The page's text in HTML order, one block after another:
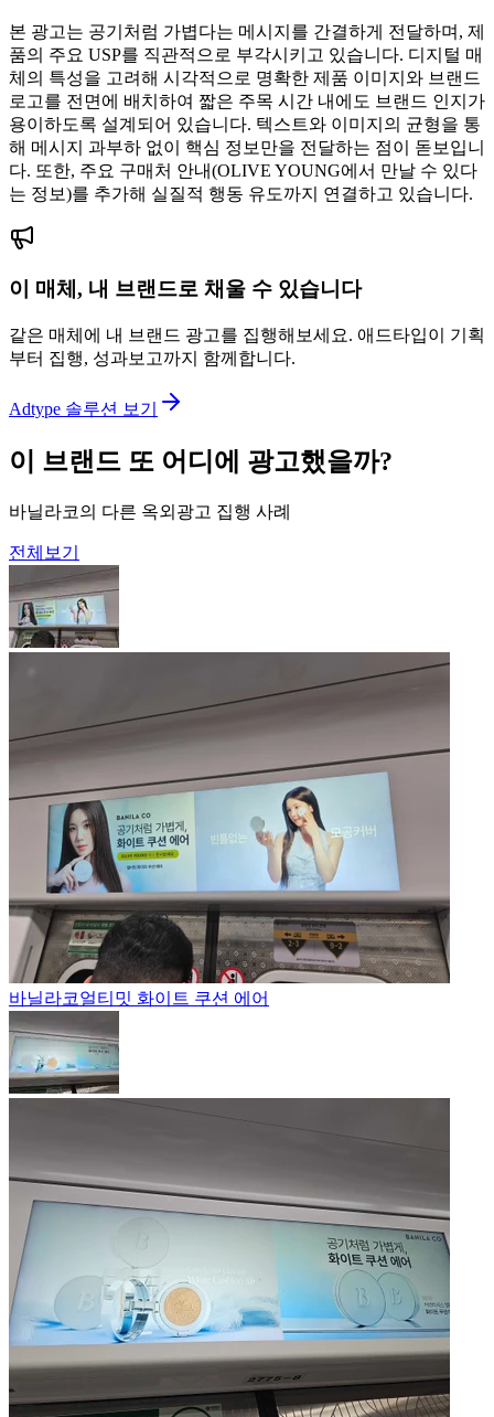
본 광고는 공기처럼 가볍다는 메시지를 간결하게 전달하며, 제
품의 주요 USP를 직관적으로 부각시키고 있습니다. 디지털 매
체의 특성을 고려해 시각적으로 명확한 제품 이미지와 브랜드
로고를 전면에 배치하여 짧은 주목 시간 내에도 브랜드 인지가
용이하도록 설계되어 있습니다. 텍스트와 이미지의 균형을 통
해 메시지 과부하 없이 핵심 정보만을 전달하는 점이 돋보입니
다. 또한, 주요 구매처 안내(OLIVE YOUNG에서 만날 수 있다
는 정보)를 추가해 실질적 행동 유도까지 연결하고 있습니다.
이 매체, 내 브랜드로 채울 수 있습니다
같은 매체에 내 브랜드 광고를 집행해보세요. 애드타입이 기획
부터 집행, 성과보고까지 함께합니다.
Adtype 솔루션 보기
이 브랜드 또 어디에 광고했을까?
바닐라코의 다른 옥외광고 집행 사례
전체보기
바닐라코얼티밋 화이트 쿠션 에어